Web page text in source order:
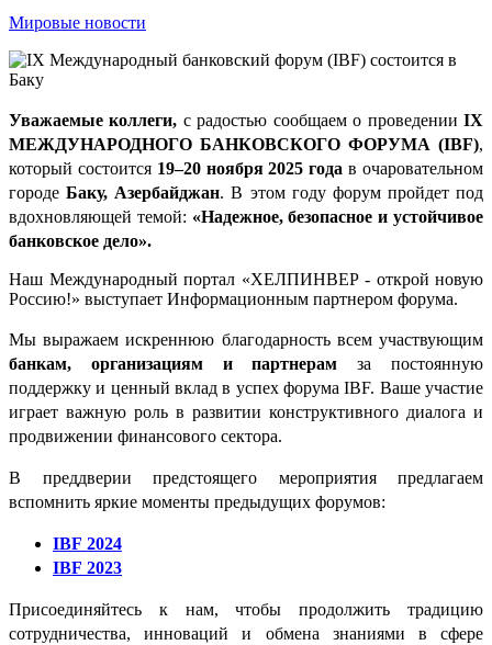
Мировые новости
Уважаемые коллеги, cрадостью сообщаем о проведенииIX
МЕЖДУНАРОДНОГО БАНКОВСКОГО ФОРУМА (IBF),
который состоится 19–20 ноября 2025 года в очаровательном
городеБаку, Азербайджан. В этом году форум пройдет под
вдохновляющей темой: «Надежное, безопасное и устойчивое
банковское дело».
Наш Международный портал «ХЕЛПИНВЕР - открой новую
Россию!» выступает Информационным партнером форума.
Мы выражаем искреннюю благодарность всем участвующим
банкам, организациям и партнерам за постоянную
поддержку и ценный вклад в успех форума IBF. Ваше участие
играет важную роль в развитии конструктивного диалога и
продвижении финансового сектора.
В преддверии предстоящего мероприятия предлагаем
вспомнить яркие моменты предыдущих форумов:
IBF 2024
IBF 2023
Присоединяйтесь к нам, чтобы продолжить традицию
сотрудничества, инноваций и обмена знаниями в сфере